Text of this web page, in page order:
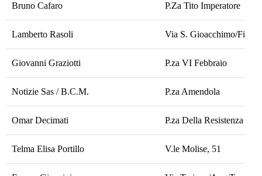
Bruno Cafaro P.Za Tito Imperatore
Lamberto Rasoli Via S. Gioacchimo/Filzi
Giovanni Graziotti P.za VI Febbraio
Notizie Sas / B.C.M. P.za Amendola
Omar Decimati P.za Della Resistenza
Telma Elisa Portillo V.le Molise, 51